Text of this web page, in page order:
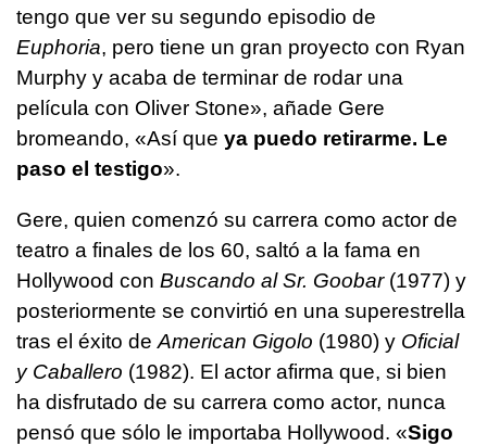
tengo que ver su segundo episodio de
Euphoria, pero tiene un gran proyecto con Ryan
Murphy y acaba de terminar de rodar una
película con Oliver Stone», añade Gere
bromeando, «Así que ya puedo retirarme. Le
paso el testigo».
Gere, quien comenzó su carrera como actor de
teatro a finales de los 60, saltó a la fama en
Hollywood con Buscando al Sr. Goobar(1977) y
posteriormente se convirtió en una superestrella
tras el éxito deAmerican Gigolo (1980) y Oficial
y Caballero (1982). El actor afirma que, si bien
ha disfrutado de su carrera como actor, nunca
pensó que sólo le importaba Hollywood. «Sigo